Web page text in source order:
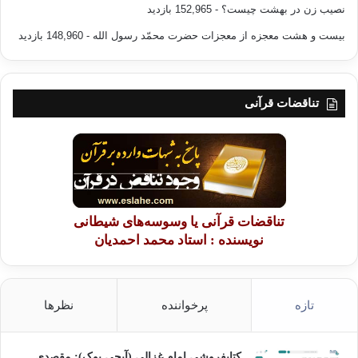
گفته‌ها و نوشته‌های بنیانگذاران آن اشاراتی اجمالی می‌شود.
«اسلامی بودن معرفت» یا «اسلامی سازی معرفت» به معنای
کشف، تدوین ابلاغ و نشر معرفت از زاویه جهان‌بینی اسلامی درباره
جهان، زندگی و انسان است.
عده‌ای دیگر آن را قطع ارتباط میان دستاوردهای علمی‌ـ تمدنی
بشری و منابع فلسفی تحصلی با انواع مختلفی که دارد و به کارگیری
مجدد این علوم در یک نظام روشمند دینی غیرتحصلی می‌دانند.
این مطلب دانسته شود که واژه «اسلامی‌سازی» گاه ممکن است از
دایره دین اسلام فراتر رود و هر آنچه که در حوزه ایمان اصیل به
وحدانیت خداوند جریان دارد را در بر بگیرد.
نصیب زن در بهشت چیست؟ - 152,965 بازدید
بیست و هشت معجزه از معجزات حضرت محمّد رسول الله - 148,960 بازدید
تناقضات قرآنی
تناقضات قرآنی یا وسوسه‌های شیطانی
نویسنده : استاد محمد احمدیان
تازه پرخواننده نظرها